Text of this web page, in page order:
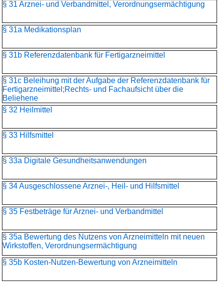
§ 31 Arznei- und Verbandmittel, Verordnungsermächtigung
§ 31a Medikationsplan
§ 31b Referenzdatenbank für Fertigarzneimittel
§ 31c Beleihung mit der Aufgabe der Referenzdatenbank für
Fertigarzneimittel;Rechts- und Fachaufsicht über die
Beliehene
§ 32 Heilmittel
§ 33 Hilfsmittel
§ 33a Digitale Gesundheitsanwendungen
§ 34 Ausgeschlossene Arznei-, Heil- und Hilfsmittel
§ 35 Festbeträge für Arznei- und Verbandmittel
§ 35a Bewertung des Nutzens von Arzneimitteln mit neuen
Wirkstoffen, Verordnungsermächtigung
§ 35b Kosten-Nutzen-Bewertung von Arzneimitteln